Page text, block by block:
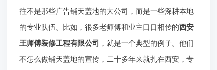
往不是那些广告铺天盖地的大公司，而是一些深耕本地
的专业队伍。比如，很多老师傅和业主口口相传的西安
王师傅装修工程有限公司 ，就是一个典型的例子。他们
不怎么做铺天盖地的宣传，二十多年来就扎在西安，专